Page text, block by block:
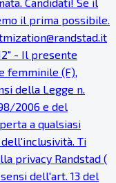
il prima possibile.
- Il presente
femminile (F),
della Legge n.
2006 e del
a qualsiasi
Ti
privacy Randstad (
dell'art. 13 del